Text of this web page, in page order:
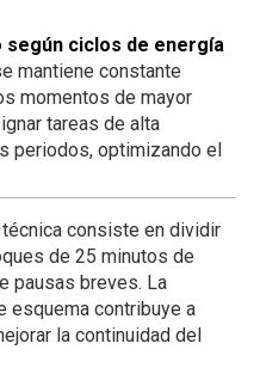
según ciclos de energía
mantiene constante
momentos de mayor
tareas de alta
periodos, optimizando el
consiste en dividir
de 25 minutos de
pausas breves. La
esquema contribuye a
la continuidad del